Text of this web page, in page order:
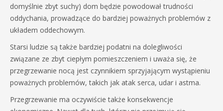
domyślnie zbyt suchy) dom będzie powodował trudności
oddychania, prowadzące do bardziej poważnych problemów z
układem oddechowym.
Starsi ludzie są także bardziej podatni na dolegliwości
związane ze zbyt ciepłym pomieszczeniem i uważa się, że
przegrzewanie nocą jest czynnikiem sprzyjającym wystąpieniu
poważnych problemów, takich jak atak serca, udar i astma.
Przegrzewanie ma oczywiście także konsekwencje